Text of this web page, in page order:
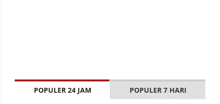
POPULER 24 JAM POPULER 7 HARI